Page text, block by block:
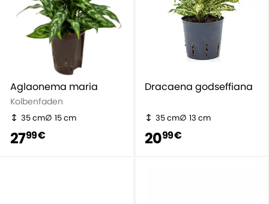
Aglaonema maria
Kolbenfaden
35 cm 15 cm
2799 €
Dracaena godseffiana
35 cm 13 cm
2099 €